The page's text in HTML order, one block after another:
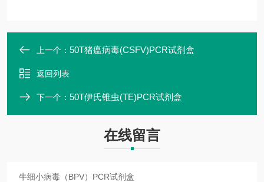
上一个： 50T猪瘟病毒(CSFV)PCR试剂盒
返回列表
下一个： 50T伊氏锥虫(TE)PCR试剂盒
在线留言